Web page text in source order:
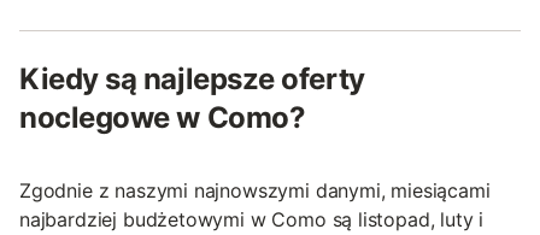
Kiedy są najlepsze oferty
noclegowe w Como?
Zgodnie z naszymi najnowszymi danymi, miesiącami
najbardziej budżetowymi w Como są listopad, luty i